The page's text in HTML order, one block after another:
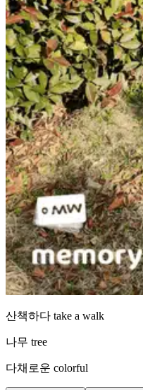
산책하다 take a walk
나무 tree
다채로운 colorful